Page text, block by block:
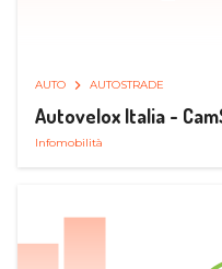
AUTO AUTOSTRADE
Autovelox Italia -
Infomobilità